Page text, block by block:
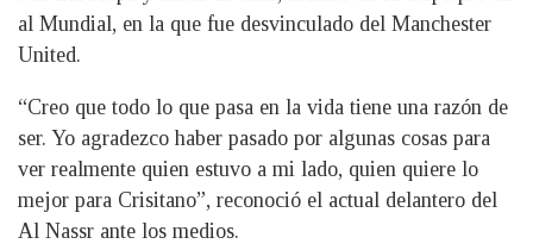
al Mundial, en la que fue desvinculado del Manchester
United.
“Creo que todo lo que pasa en la vida tiene una razón de
ser. Yo agradezco haber pasado por algunas cosas para
ver realmente quien estuvo a mi lado, quien quiere lo
mejor para Crisitano”, reconoció el actual delantero del
Al Nassr ante los medios.